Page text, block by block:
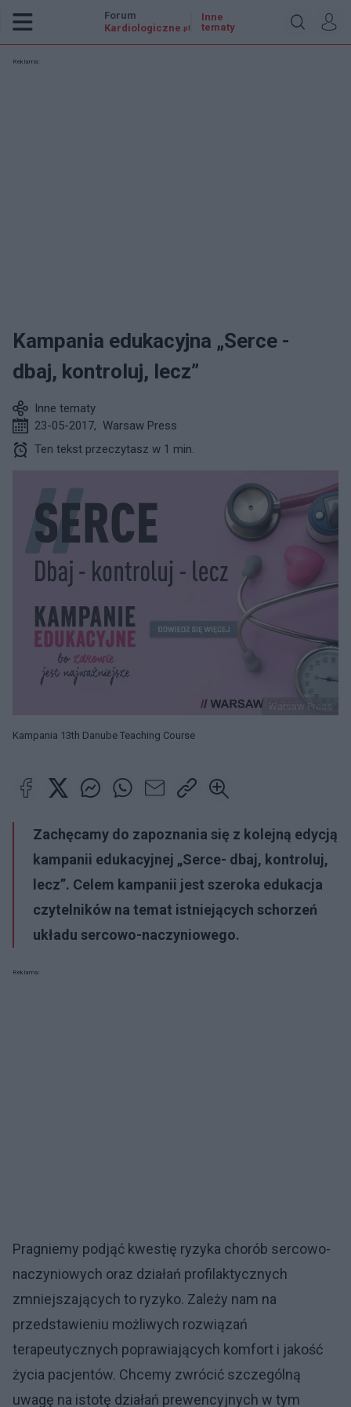
Forum
Kardiologiczne .pl
Inne
tematy
Reklama:
Kampania edukacyjna „Serce -
dbaj, kontroluj, lecz”
Inne tematy
23-05-2017, Warsaw Press
Ten tekst przeczytasz w 1 min.
Warsaw Press
Kampania 13th Danube Teaching Course
Zachęcamy do zapoznania się z kolejną edycją
kampanii edukacyjnej „Serce- dbaj, kontroluj,
lecz”. Celem kampanii jest szeroka edukacja
czytelników na temat istniejących schorzeń
układu sercowo-naczyniowego.
Reklama:
Pragniemy podjąć kwestię ryzyka chorób sercowo-
naczyniowych oraz działań profilaktycznych
zmniejszających to ryzyko. Zależy nam na
przedstawieniu możliwych rozwiązań
terapeutycznych poprawiających komfort i jakość
życia pacjentów. Chcemy zwrócić szczególną
uwagę na istotę działań prewencyjnych w tym